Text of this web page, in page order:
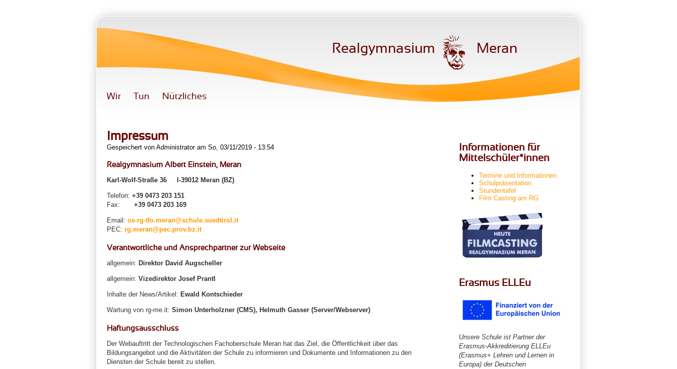
Realgymnasium Meran
Wir Tun Nützliches
Impressum
Gespeichert von Administratoram So, 03/11/2019 - 13:54
Realgymnasium Albert Einstein, Meran
Karl-Wolf-Straße 36 I-39012 Meran (BZ)
Telefon: +39 0473 203 151
Fax: +39 0473 203 169
Email: os-rg-tfo.meran@schule.suedtirol.it
PEC: rg.meran@pec.prov.bz.it
Verantwortliche und Ansprechpartner zur Webseite
allgemein: Direktor David Augscheller
allgemein: Vizedirektor Josef Prantl
Inhalte der News/Artikel: Ewald Kontschieder
Wartung von rg-me.it: Simon Unterholzner (CMS), Helmuth Gasser (Server/Webserver)
Haftungsausschluss
Der Webauftritt der Technologischen Fachoberschule Meran hat das Ziel, die Öffentlichkeit über das
Bildungsangebot und die Aktivitäten der Schule zu informieren und Dokumente und Informationen zu den
Diensten der Schule bereit zu stellen.
Informationen für
Mittelschüler*innen
Termine und Informationen
Schulpräsentation
Stundentafel
Film Casting am RG
Erasmus ELLEu
Unsere Schule ist Partner der
Erasmus-Akkreditierung ELLEu
(Erasmus+ Lehren und Lernen in
Europa) der Deutschen